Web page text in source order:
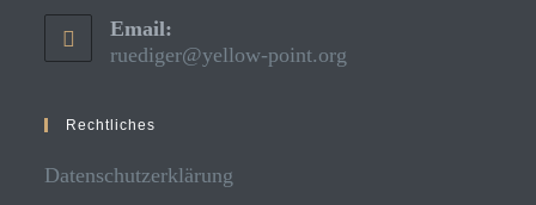
Email:
ruediger@yellow-point.org
Rechtliches
Datenschutzerklärung